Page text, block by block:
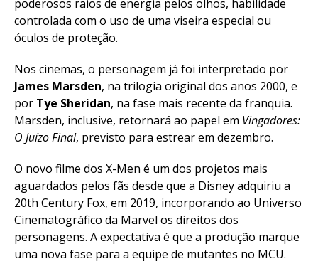
poderosos raios de energia pelos olhos, habilidade
controlada com o uso de uma viseira especial ou
óculos de proteção.
Nos cinemas, o personagem já foi interpretado por
James Marsden, na trilogia original dos anos 2000, e
por Tye Sheridan, na fase mais recente da franquia.
Marsden, inclusive, retornará ao papel em Vingadores:
O Juízo Final, previsto para estrear em dezembro.
O novo filme dos X-Men é um dos projetos mais
aguardados pelos fãs desde que a Disney adquiriu a
20th Century Fox, em 2019, incorporando ao Universo
Cinematográfico da Marvel os direitos dos
personagens. A expectativa é que a produção marque
uma nova fase para a equipe de mutantes no MCU.